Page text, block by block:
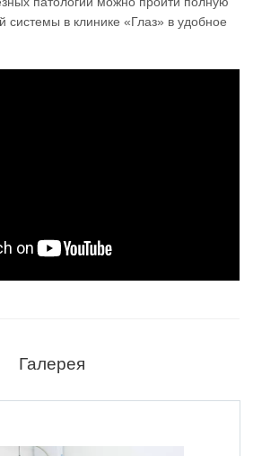
системы в клинике «Глаз» в удобное
Галерея